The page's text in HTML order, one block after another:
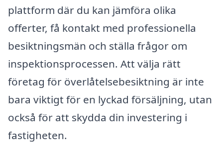
plattform där du kan jämföra olika
offerter, få kontakt med professionella
besiktningsmän och ställa frågor om
inspektionsprocessen. Att välja rätt
företag för överlåtelsebesiktning är inte
bara viktigt för en lyckad försäljning, utan
också för att skydda din investering i
fastigheten.